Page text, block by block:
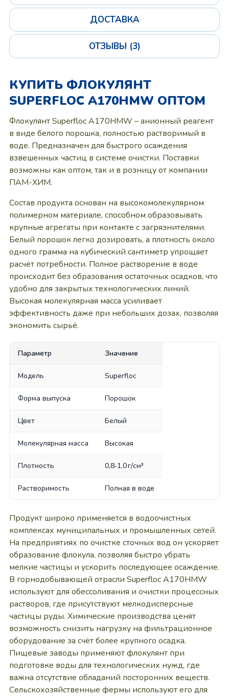
ДОСТАВКА
ОТЗЫВЫ (3)
КУПИТЬ ФЛОКУЛЯНТ
SUPERFLOC A170HMW ОПТОМ
Флокулянт Superfloc A170HMW – анионный реагент
в виде белого порошка, полностью растворимый в
воде. Предназначен для быстрого осаждения
взвешенных частиц в системе очистки. Поставки
возможны как оптом, так и в розницу от компании
ПАМ-ХИМ.
Состав продукта основан на высокомолекулярном
полимерном материале, способном образовывать
крупные агрегаты при контакте с загрязнителями.
Белый порошок легко дозировать, а плотность около
одного грамма на кубический сантиметр упрощает
расчёт потребности. Полное растворение в воде
происходит без образования остаточных осадков, что
удобно для закрытых технологических линий.
Высокая молекулярная масса усиливает
эффективность даже при небольших дозах, позволяя
экономить сырьё.
Параметр Значение
Модель Superfloc
Форма выпуска Порошок
Цвет Белый
Молекулярная масса Высокая
Плотность 0,8‑1,0 г/см³
Растворимость Полная в воде
Продукт широко применяется в водоочистных
комплексах муниципальных и промышленных сетей.
На предприятиях по очистке сточных вод он ускоряет
образование флокула, позволяя быстро убрать
мелкие частицы и ускорить последующее осаждение.
В горнодобывающей отрасли Superfloc A170HMW
используют для обессоливания и очистки процессных
растворов, где присутствуют мелкодисперсные
частицы руды. Химические производства ценят
возможность снизить нагрузку на фильтрационное
оборудование за счёт более крупного осадка.
Пищевые заводы применяют флокулянт при
подготовке воды для технологических нужд, где
важна отсутствие обладаний посторонних веществ.
Сельскохозяйственные фермы используют его для